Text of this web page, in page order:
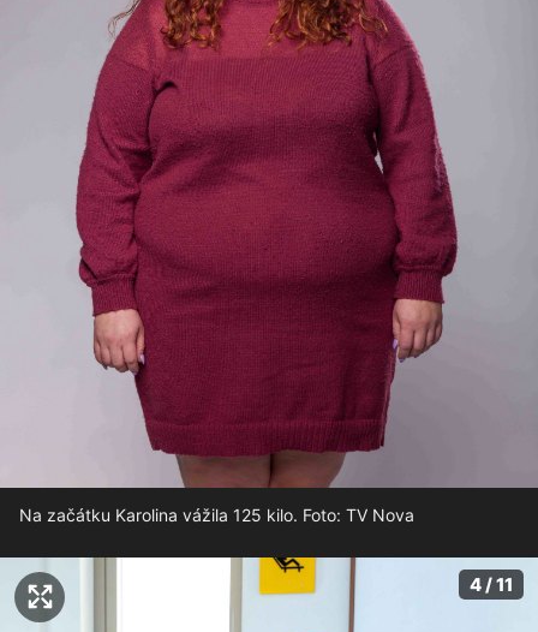
Na začátku Karolina vážila 125 kilo. Foto: TV Nova
4 / 11